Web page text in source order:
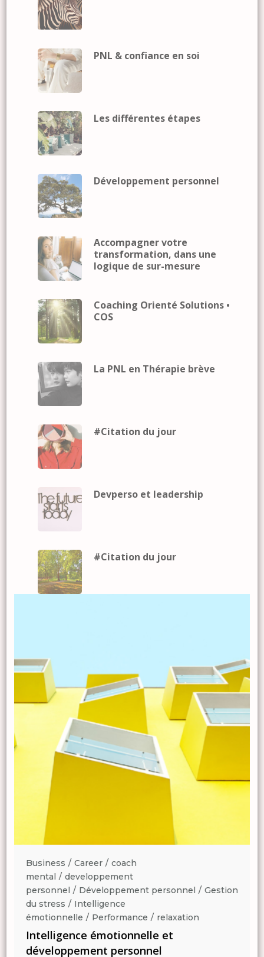
PNL & confiance en soi
Les différentes étapes
Développement personnel
Accompagner votre
transformation, dans une
logique de sur-mesure
Coaching Orienté Solutions •
COS
La PNL en Thérapie brève
#Citation du jour
Devperso et leadership
#Citation du jour
Business Career
coach
mental
developpement
personnel
Développement personnel
Gestion
du stress
Intelligence
émotionnelle
Performance relaxation
Intelligence émotionnelle et
développement personnel